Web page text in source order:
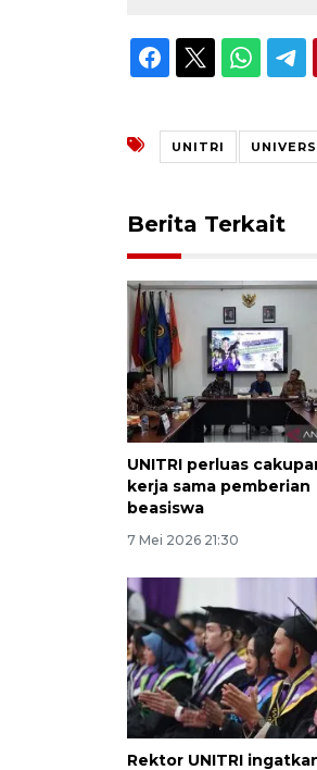
UNITRI
Berita Terkait
UNITRI perluas
kerja sama pemberian
beasiswa
7 Mei 2026 21:30
Rektor UNITRI